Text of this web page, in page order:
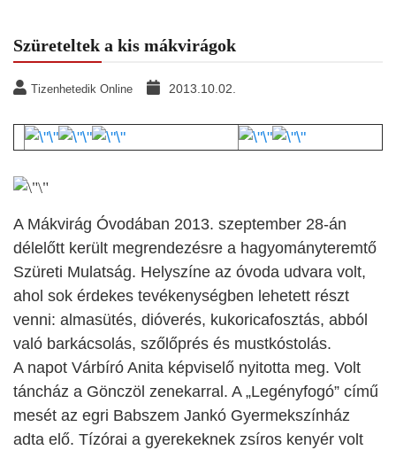
Szüreteltek a kis mákvirágok
Tizenhetedik Online 2013.10.02.
A Mákvirág Óvodában 2013. szeptember 28-án
délelőtt került megrendezésre a hagyományteremtő
Szüreti Mulatság. Helyszíne az óvoda udvara volt,
ahol sok érdekes tevékenységben lehetett részt
venni: almasütés, dióverés, kukoricafosztás, abból
való barkácsolás, szőlőprés és mustkóstolás.
A napot Várbíró Anita képviselő nyitotta meg. Volt
táncház a Gönczöl zenekarral. A „Legényfogó” című
mesét az egri Babszem Jankó Gyermekszínház
adta elő. Tízórai a gyerekeknek zsíros kenyér volt